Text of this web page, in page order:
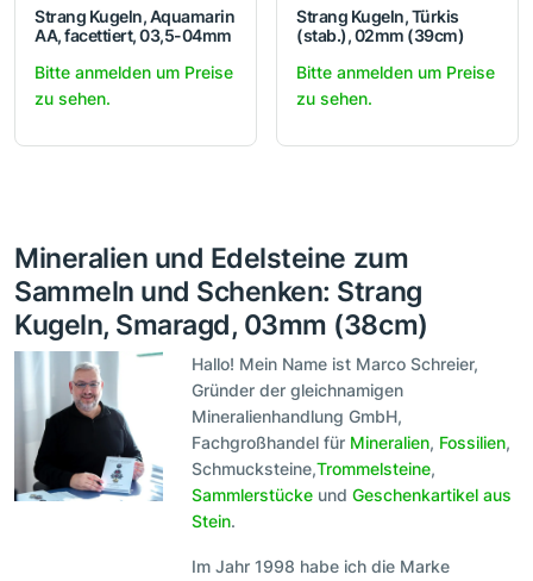
Strang Kugeln, Aquamarin
AA, facettiert, 03,5-04mm
Bitte anmelden um Preise
zu sehen.
Strang Kugeln, Türkis
(stab.), 02mm (39cm)
Bitte anmelden um Preise
zu sehen.
Mineralien und Edelsteine zum
Sammeln und Schenken: Strang
Kugeln, Smaragd, 03mm (38cm)
Hallo! Mein Name ist Marco Schreier,
Gründer der gleichnamigen
Mineralienhandlung GmbH,
Fachgroßhandel für Mineralien, Fossilien,
Schmucksteine,Trommelsteine,
Sammlerstücke undGeschenkartikel aus
Stein.
Im Jahr 1998 habe ich die Marke